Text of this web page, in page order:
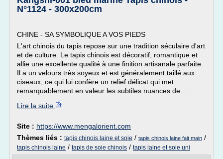
N°1124 - 300x200cm
CHINE - SA SYMBOLIQUE A VOS PIEDS
L'art chinois du tapis repose sur une tradition séculaire d'art
et de culture. Le tapis chinois est décoratif, romantique et
allie une excellente qualité à une finition artisanale parfaite.
Il a un velours très soyeux et est généralement taillé aux
ciseaux, ce qui lui confère un relief délicat qui met
remarquablement en valeur les subtiles nuances de...
Lire la suite
Site : https://www.mengalorient.com
Thèmes liés : tapis chinois laine et soie / tapis chinois laine fait main /
tapis chinois laine / tapis de soie chinois / tapis laine et soie uni